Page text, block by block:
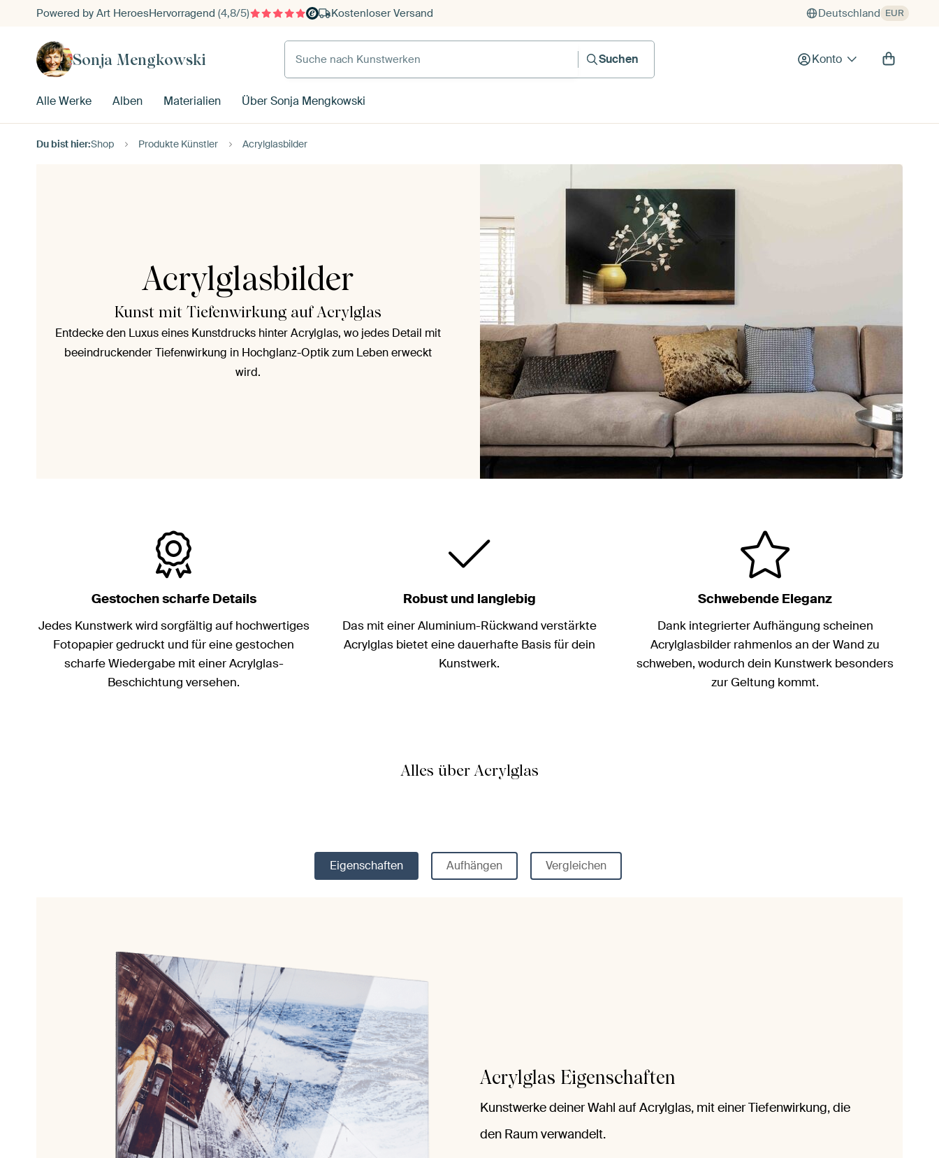
Powered by Art HeroesHervorragend (4,8/5) Kostenloser Versand Deutschland EUR
Sonja Mengkowski
Suche nach Kunstwerken
Suchen
Konto
Alle Werke Alben Materialien Über Sonja Mengkowski
Du bist hier:Shop Produkte Künstler Acrylglasbilder
Acrylglasbilder
Kunst mit Tiefenwirkung auf Acrylglas
Entdecke den Luxus eines Kunstdrucks hinter Acrylglas, wo jedes Detail mit
beeindruckender Tiefenwirkung in Hochglanz-Optik zum Leben erweckt
wird.
Gestochen scharfe Details
Jedes Kunstwerk wird sorgfältig auf hochwertiges
Fotopapier gedruckt und für eine gestochen
scharfe Wiedergabe mit einer Acrylglas-
Beschichtung versehen.
Robust und langlebig
Das mit einer Aluminium-Rückwand verstärkte
Acrylglas bietet eine dauerhafte Basis für dein
Kunstwerk.
Schwebende Eleganz
Dank integrierter Aufhängung scheinen
Acrylglasbilder rahmenlos an der Wand zu
schweben, wodurch dein Kunstwerk besonders
zur Geltung kommt.
Alles über Acrylglas
Eigenschaften Aufhängen Vergleichen
Acrylglas Eigenschaften
Kunstwerke deiner Wahl auf Acrylglas, mit einer Tiefenwirkung, die
den Raum verwandelt.